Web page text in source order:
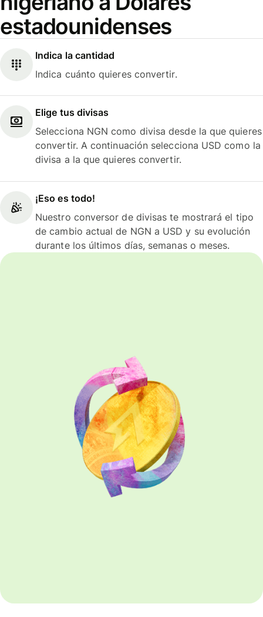
estadounidenses
Indica la cantidad
Indica cuánto quieres convertir.
Elige tus divisas
Selecciona NGN como divisa desde la que quieres
convertir. A continuación selecciona USD como la
divisa a la que quieres convertir.
¡Eso es todo!
Nuestro conversor de divisas te mostrará el tipo
de cambio actual de NGN a USD y su evolución
durante los últimos días, semanas o meses.